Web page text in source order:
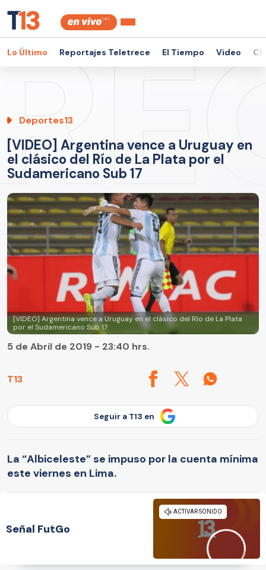
Lo Último Reportajes Teletrece El Tiempo Video
Deportes13
[VIDEO] Argentina vence a Uruguay en
el clásico del Río de La Plata por el
Sudamericano Sub 17
[VIDEO] Argentina vence a Uruguay en el clásico del Río de La Plata
por el Sudamericano Sub 17
T13
5 de Abril de 2019 - 23:40 hrs.
Seguir a T13 en
La “Albiceleste” se impuso por la cuenta mínima
este viernes en Lima.
Señal FutGo